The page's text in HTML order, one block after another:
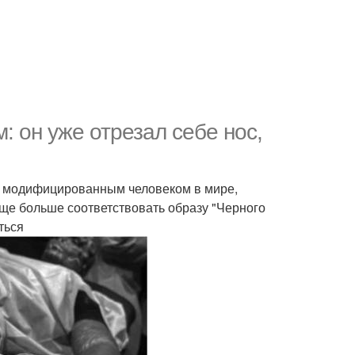
он уже отрезал себе нос,
человеком в мире,
больше соответствовать образу "Черного